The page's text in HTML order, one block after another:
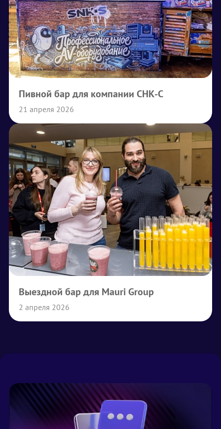
Пивной бар для компании СНК-С
21 апреля 2026
Выездной бар для Mauri Group
2 апреля 2026